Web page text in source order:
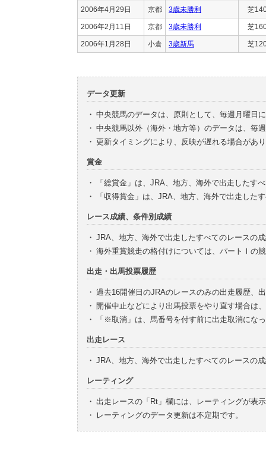
2006年4月29日 京都 3歳未勝利 芝
2006年2月11日 京都 3歳未勝利 芝
2006年1月28日 小倉 3歳新馬 芝
データ更新
・ 中央競馬のデータは、原則として、毎週月曜日
・ 中央競馬以外（海外・地方等）のデータは、毎
・ 更新タイミングにより、反映が遅れる場合があ
賞金
・
「総賞金」は、JRA、地方、海外で出走したす
・
「収得賞金」は、JRA、地方、海外で出走した
レース成績、条件別成績
・ JRA、地方、海外で出走したすべてのレースの
・ 海外重賞競走の格付けについては、パートⅠの
出走・出馬投票履歴
・ 過去16開催日のJRAのレースのみの出走履歴、
・ 開催中止などにより出馬投票をやり直す場合は
・
「※取消」は、馬番号を付す前に出走取消にな
出走レース
・ JRA、地方、海外で出走したすべてのレースの
レーティング
・ 出走レースの「Rt」欄には、レーティングが表
・
レーティングのデータ更新は不定期です。